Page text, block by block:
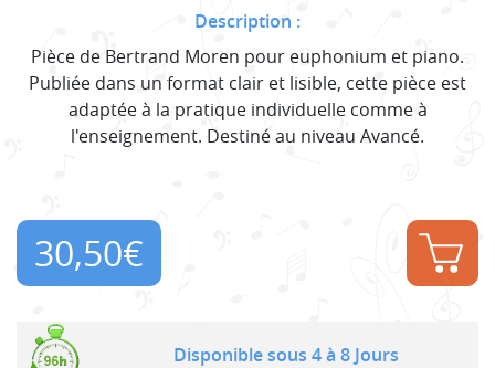
Description :
Pièce de Bertrand Moren pour euphonium et piano.
Publiée dans un format clair et lisible, cette pièce est
adaptée à la pratique individuelle comme à
l'enseignement. Destiné au niveau Avancé.
30,50€
Disponible sous 4 à 8 Jours